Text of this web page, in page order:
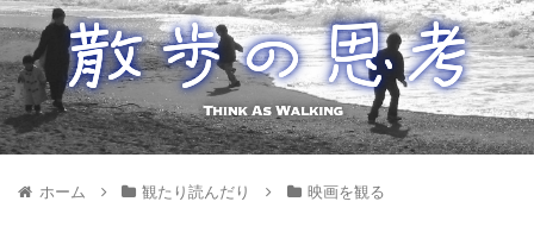
ホーム 観たり読んだり 映画を観る